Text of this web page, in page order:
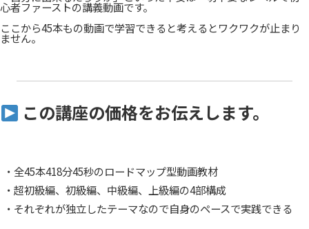
心者ファーストの講義動画です。
ここから45本もの動画で学習できると考えるとワクワクが止まり
ません。
この講座の価格をお伝えします。
・全45本418分45秒のロードマップ型動画教材
・超初級編、初級編、中級編、上級編の4部構成
・それぞれが独立したテーマなので自身のペースで実践できる